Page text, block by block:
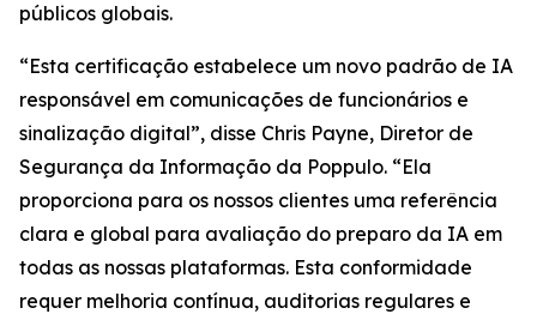
públicos globais.
“Esta certificação estabelece um novo padrão de IA
responsável em comunicações de funcionários e
sinalização digital”, disse Chris Payne, Diretor de
Segurança da Informação da Poppulo. “Ela
proporciona para os nossos clientes uma referência
clara e global para avaliação do preparo da IA em
todas as nossas plataformas. Esta conformidade
requer melhoria contínua, auditorias regulares e